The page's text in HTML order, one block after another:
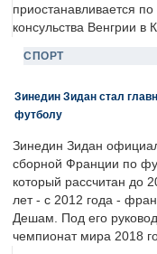
приостанавливается
консульства Венгрии в
СПОРТ
Зинедин Зидан стал
футболу
Зинедин Зидан
сборной Франции по
который рассчитан до
лет - с 2012 года -
Дешам. Под его
чемпионат мира 2018